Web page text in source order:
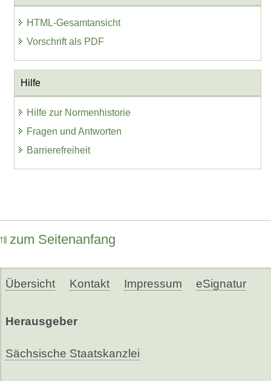
HTML-Gesamtansicht
Vorschrift als PDF
Hilfe
Hilfe zur Normenhistorie
Fragen und Antworten
Barrierefreiheit
zum Seitenanfang
Übersicht Kontakt Impressum eSignatur
Herausgeber
Sächsische Staatskanzlei